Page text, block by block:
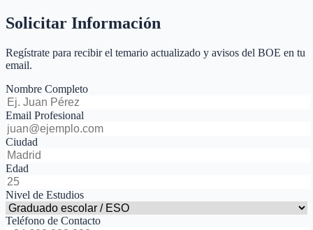
Solicitar Información
Regístrate para recibir el temario actualizado y avisos del BOE en tu
email.
Nombre Completo
Email Profesional
Ciudad
Edad
Nivel de Estudios
Teléfono de Contacto